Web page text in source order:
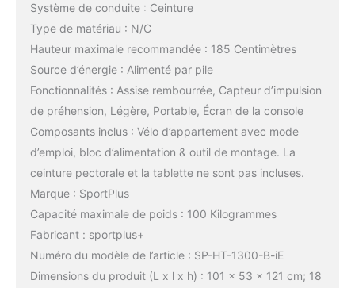
Système de conduite : Ceinture
Type de matériau : N/C
Hauteur maximale recommandée : 185 Centimètres
Source d’énergie : Alimenté par pile
Fonctionnalités : Assise rembourrée, Capteur d’impulsion
de préhension, Légère, Portable, Écran de la console
Composants inclus : Vélo d’appartement avec mode
d’emploi, bloc d’alimentation & outil de montage. La
ceinture pectorale et la tablette ne sont pas incluses.
Marque : SportPlus
Capacité maximale de poids : 100 Kilogrammes
Fabricant : sportplus+
Numéro du modèle de l’article : SP-HT-1300-B-iE
Dimensions du produit (L x l x h) : 101 x 53 x 121 cm; 18